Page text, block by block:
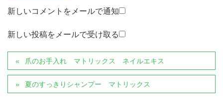
新しいコメントをメールで通知
新しい投稿をメールで受け取る
爪のお手入れ マトリックス ネイルエキス
夏のすっきりシャンプー マトリックス